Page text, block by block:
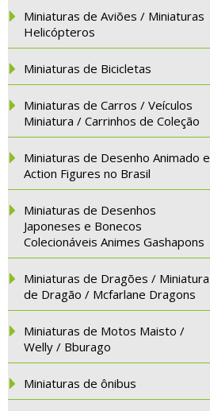
Miniaturas de Aviões / Miniaturas
Helicópteros
Miniaturas de Bicicletas
Miniaturas de Carros / Veículos
Miniatura / Carrinhos de Coleção
Miniaturas de Desenho Animado e
Action Figures no Brasil
Miniaturas de Desenhos
Japoneses e Bonecos
Colecionáveis Animes Gashapons
Miniaturas de Dragões / Miniatura
de Dragão / Mcfarlane Dragons
Miniaturas de Motos Maisto /
Welly / Bburago
Miniaturas de ônibus